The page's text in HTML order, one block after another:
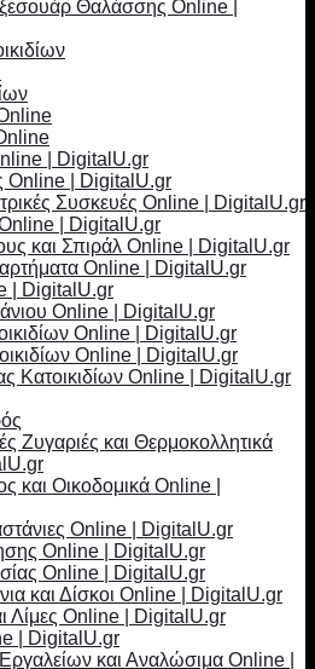
Θαλάσσης Online |
| DigitalU.gr
Online | DigitalU.gr
Συσκευές Online | DigitalU.gr
| DigitalU.gr
και Σπιράλ Online | DigitalU.gr
Online | DigitalU.gr
| DigitalU.gr
Online | DigitalU.gr
Online | DigitalU.gr
Online | DigitalU.gr
Κατοικιδίων Online | DigitalU.gr
Ζυγαριές και Θερμοκολλητικά
και Οικοδομικά Online |
Online | DigitalU.gr
Online | DigitalU.gr
Online | DigitalU.gr
και Δίσκοι Online | DigitalU.gr
Λίμες Online | DigitalU.gr
| DigitalU.gr
και Αναλώσιμα Online |